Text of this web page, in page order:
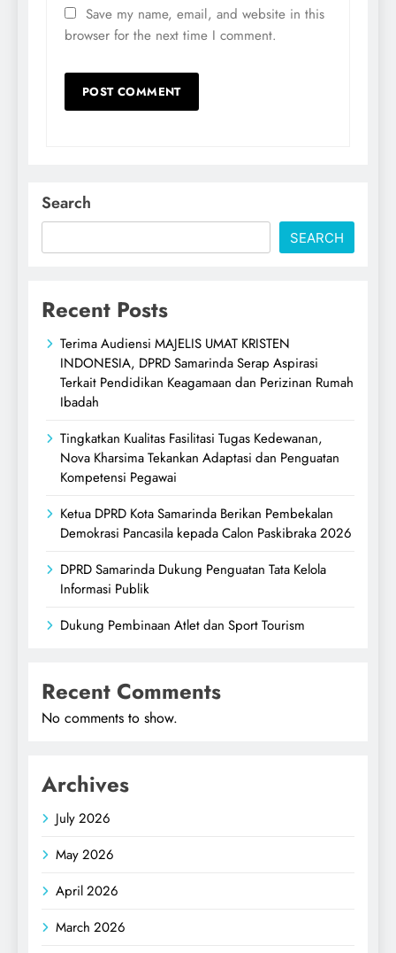
Save my name, email, and website in this
browser for the next time I comment.
Search
SEARCH
Recent Posts
Terima Audiensi MAJELIS UMAT KRISTEN
INDONESIA, DPRD Samarinda Serap Aspirasi
Terkait Pendidikan Keagamaan dan Perizinan Rumah
Ibadah
Tingkatkan Kualitas Fasilitasi Tugas Kedewanan,
Nova Kharsima Tekankan Adaptasi dan Penguatan
Kompetensi Pegawai
Ketua DPRD Kota Samarinda Berikan Pembekalan
Demokrasi Pancasila kepada Calon Paskibraka 2026
DPRD Samarinda Dukung Penguatan Tata Kelola
Informasi Publik
Dukung Pembinaan Atlet dan Sport Tourism
Recent Comments
No comments to show.
Archives
July 2026
May 2026
April 2026
March 2026